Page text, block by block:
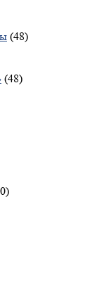
(48)
(48)